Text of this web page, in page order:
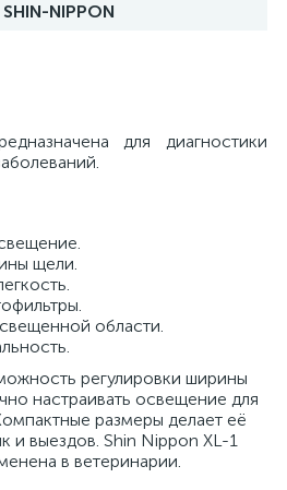
SHIN-NIPPON
для диагностики
щели.
области.
регулировки ширины
настраивать освещение для
размеры делает её
и выездов. Shin Nippon XL-1
в ветеринарии.